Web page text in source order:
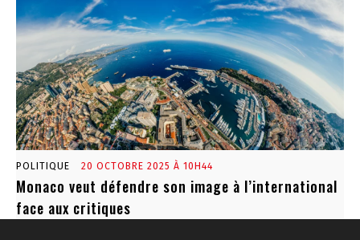
POLITIQUE 20 OCTOBRE 2025 À 10H44
Monaco veut défendre son image à l’international
face aux critiques